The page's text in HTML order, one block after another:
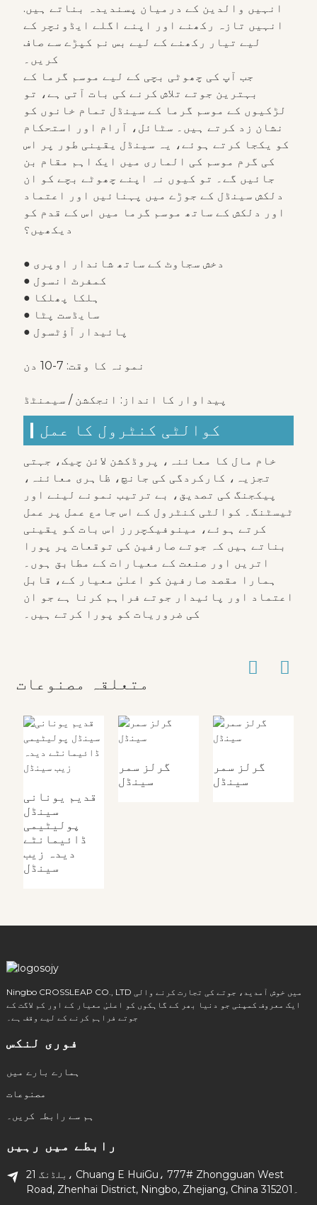
انہیں والدین کے درمیان پسندیدہ بناتے ہیں.
انہیں تازہ رکھنے اور اپنے اگلے ایڈونچر کے
لیے تیار رکھنے کے لیے بس نم کپڑے سے صاف
کریں۔
جب آپ کی چھوٹی بچی کے لیے موسم گرما کے
بہترین جوتے تلاش کرنے کی بات آتی ہے، تو
لڑکیوں کے موسم گرما کے سینڈل تمام خانوں کو
نشان زد کرتے ہیں۔ سٹائل، آرام اور استحکام
کو یکجا کرتے ہوئے، یہ سینڈل یقینی طور پر اس
کی گرم موسم کی الماری میں ایک اہم مقام بن
جائیں گے۔ تو کیوں نہ اپنے چھوٹے بچے کو ان
دلکش سینڈل کے جوڑے میں پہنائیں اور اعتماد
اور دلکش کے ساتھ موسم گرما میں اس کے قدم کو
دیکھیں؟
● دخش سجاوٹ کے ساتھ شاندار اوپری
● کمفرٹ انسول
● ہلکا پھلکا
● سایڈست پٹا
● پائیدار آؤٹسول
نمونہ کا وقت: 7-10 دن
پیداوار کا انداز: انجکشن / سیمنٹڈ
کوالٹی کنٹرول کا عمل
خام مال کا معائنہ، پروڈکشن لائن چیک، جہتی
تجزیہ، کارکردگی کی جانچ، ظاہری معائنہ،
پیکجنگ کی تصدیق، بے ترتیب نمونے لینے اور
ٹیسٹنگ۔ کوالٹی کنٹرول کے اس جامع عمل پر عمل
کرتے ہوئے، مینوفیکچررز اس بات کو یقینی
بناتے ہیں کہ جوتے صارفین کی توقعات پر پورا
اتریں اور صنعت کے معیارات کے مطابق ہوں۔
ہمارا مقصد صارفین کو اعلیٰ معیار کے، قابل
اعتماد اور پائیدار جوتے فراہم کرنا ہے جو ان
کی ضروریات کو پورا کرتے ہیں۔
متعلقہ مصنوعات
قدیم یونانی
سینڈل
پولیٹیمی
ڈائیمانٹے
دیدہ زیب
سینڈل
گرلز سمر
سینڈل
گرلز سمر
سینڈل
Ningbo CROSSLEAP CO., LTD میں خوش آمدید، جوتے کی تجارت کرنے والی
ایک معروف کمپنی جو دنیا بھر کے گاہکوں کو اعلیٰ معیار کے اور کم لاگت کے
جوتے فراہم کرنے کے لیے وقف ہے۔
فوری لنکس
ہمارے بارے میں
مصنوعات
ہم سے رابطہ کریں۔
رابطے میں رہیں
21 بلڈنگ، Chuang E HuiGu، 777# Zhongguan West
Road, Zhenhai District, Ningbo, Zhejiang, China 315201۔